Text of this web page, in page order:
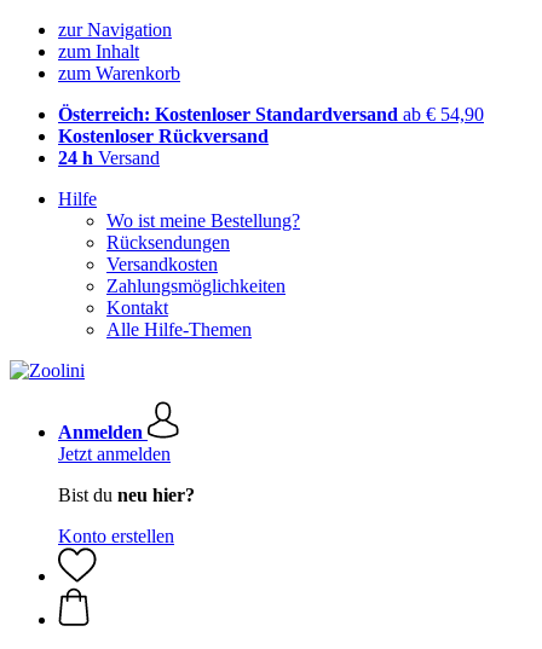
zur Navigation
zum Inhalt
zum Warenkorb
Österreich: Kostenloser Standardversand ab € 54,90
Kostenloser Rückversand
24 h Versand
Hilfe
Wo ist meine Bestellung?
Rücksendungen
Versandkosten
Zahlungsmöglichkeiten
Kontakt
Alle Hilfe-Themen
Anmelden
Jetzt anmelden
Bist du neu hier?
Konto erstellen